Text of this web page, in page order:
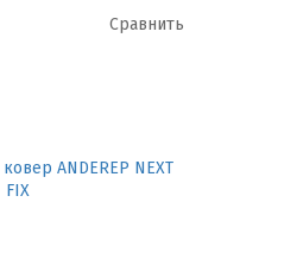
Сравнить